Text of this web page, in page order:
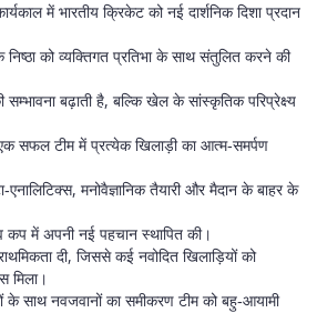
में भारतीय क्रिकेट को नई दार्शनिक दिशा प्रदान
को व्यक्तिगत प्रतिभा के साथ संतुलित करने की
बढ़ाती है, बल्कि खेल के सांस्कृतिक परिप्रेक्ष्य
सफल टीम में प्रत्येक खिलाड़ी का आत्म‑समर्पण
मनोवैज्ञानिक तैयारी और मैदान के बाहर के
कप में अपनी नई पहचान स्थापित की।
दी, जिससे कई नवोदित खिलाड़ियों को
मिला।
के साथ नवजवानों का समीकरण टीम को बहु‑आयामी